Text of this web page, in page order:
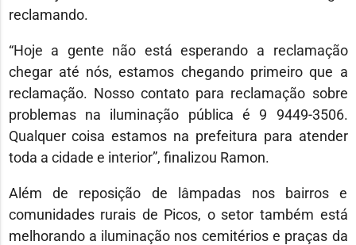
reclamando.
“Hoje a gente não está esperando a reclamação
chegar até nós, estamos chegando primeiro que a
reclamação. Nosso contato para reclamação sobre
problemas na iluminação pública é 9 9449-3506.
Qualquer coisa estamos na prefeitura para atender
toda a cidade e interior”, finalizou Ramon.
Além de reposição de lâmpadas nos bairros e
comunidades rurais de Picos, o setor também está
melhorando a iluminação nos cemitérios e praças da